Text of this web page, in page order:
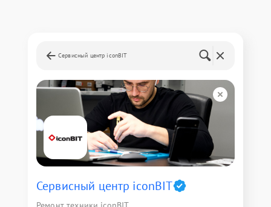
Сервисный центр iconBIT
Сервисный центр iconBIT